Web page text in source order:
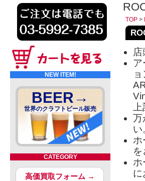
NEW ITEM!
BEER→
世界のクラフトビール販売
CATEGORY
高価買取フォーム →
TOP >
万
い
ホ
ホ
に